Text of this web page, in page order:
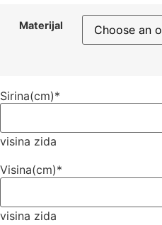
Materijal
Sirina(cm)*
visina zida
Visina(cm)*
visina zida